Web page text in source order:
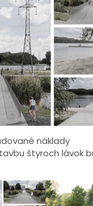
náklady
štyroch lávok